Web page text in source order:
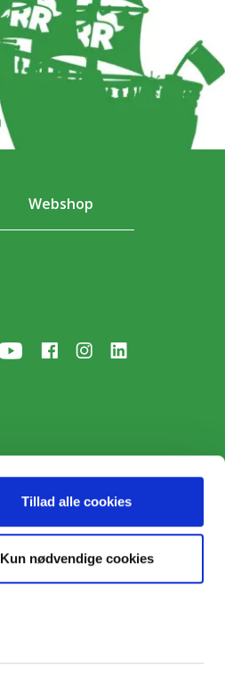
Tillad alle cookies
Kun nødvendige cookies
Webshop